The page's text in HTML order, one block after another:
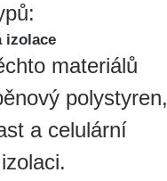
izolace
materiálů
polystyren,
a celulární